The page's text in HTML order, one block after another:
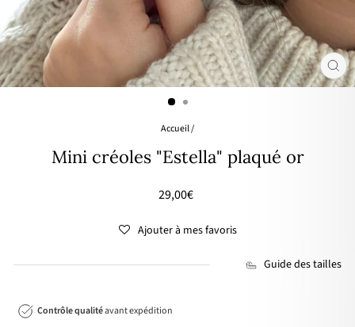
Accueil/
Mini créoles "Estella" plaqué or
Prix
29,00€
Ajouter à mes favoris
Guide des tailles
Contrôle qualitéavant expédition